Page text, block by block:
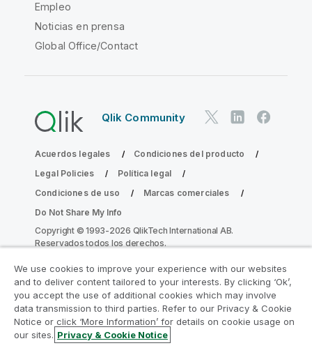
Empleo
Noticias en prensa
Global Office/Contact
Qlik Community
Acuerdos legales
Condiciones del producto
Legal Policies
Política legal
Condiciones de uso
Marcas comerciales
Do Not Share My Info
Copyright © 1993-2026 QlikTech International AB.
Reservados todos los derechos.
Únase al Programa de modernización de
la analítica
Modernícese sin comprometer sus valiosas aplicaciones
We use cookies to improve your experience with our websites
and to deliver content tailored to your interests. By clicking ‘Ok’,
you accept the use of additional cookies which may involve
data transmission to third parties. Refer to our Privacy & Cookie
Notice or click ‘More Information’ for details on cookie usage on
our sites. Privacy & Cookie Notice